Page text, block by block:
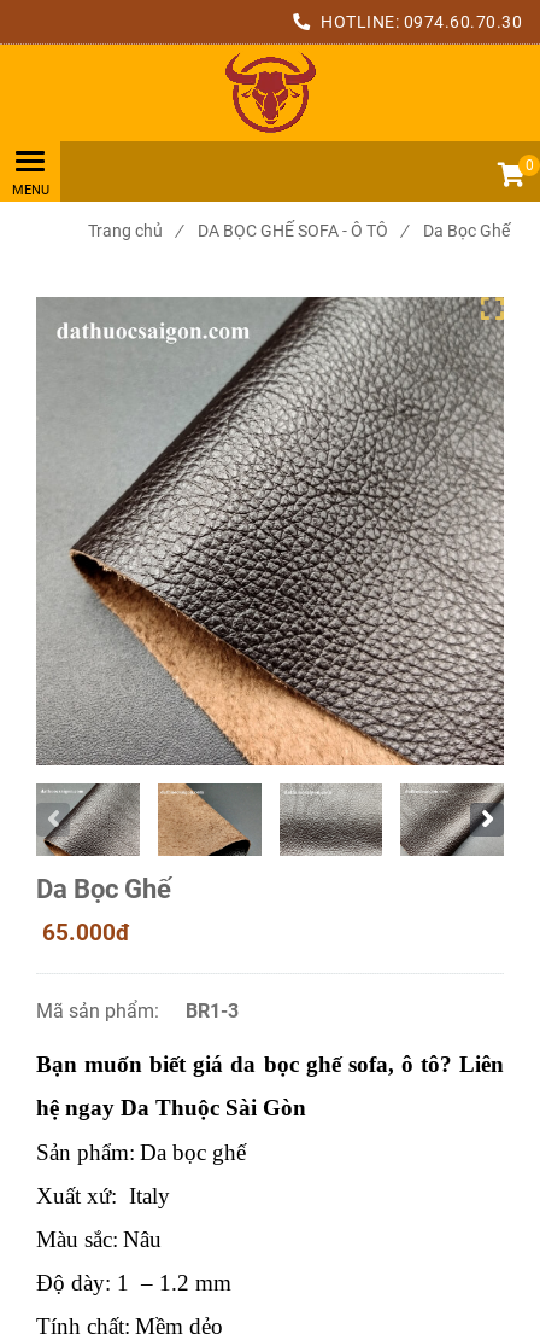
HOTLINE: 0974.60.70.30
0
Trang chủ / DA BỌC GHẾ SOFA - Ô TÔ / Da Bọc Ghế
Da Bọc Ghế
65.000đ
Mã sản phẩm: BR1-3
Bạn muốn biết giá da bọc ghế sofa, ô tô? Liên
hệ ngay Da Thuộc Sài Gòn
Sản phẩm: Da bọc ghế
Xuất xứ: Italy
Màu sắc: Nâu
Độ dày: 1 – 1.2 mm
Tính chất: Mềm dẻo